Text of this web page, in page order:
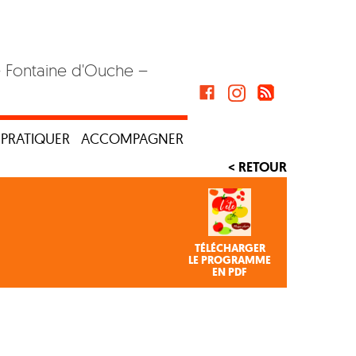
d'Ouche –
PRATIQUER ACCOMPAGNER
< RETOUR
TÉLÉCHARGER
LE PROGRAMME
EN PDF